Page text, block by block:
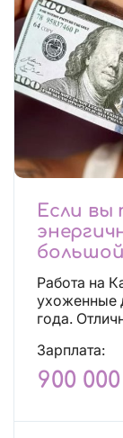
Если вы
что
Работа на
ухоженные
года.
Зарплата:
900